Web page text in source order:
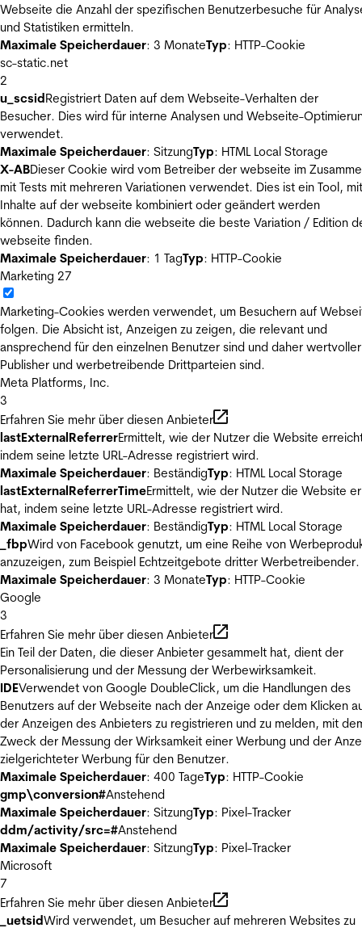
Webseite die Anzahl der spezifischen Benutzerbesuche für
und Statistiken ermitteln.
Maximale Speicherdauer: 3 MonateTyp: HTTP-Cookie
sc-static.net
2
u_scsidRegistriert Daten auf dem Webseite-Verhalten der
Besucher. Dies wird für interne Analysen und Webseite-
verwendet.
Maximale Speicherdauer: SitzungTyp: HTML Local Storage
X-ABDieser Cookie wird vom Betreiber der webseite im
mit Tests mit mehreren Variationen verwendet. Dies ist ein Tool,
Inhalte auf der webseite kombiniert oder geändert werden
können. Dadurch kann die webseite die beste Variation / Edition
webseite finden.
Maximale Speicherdauer: 1 TagTyp: HTTP-Cookie
Marketing 27
Marketing-Cookies werden verwendet, um Besuchern auf
folgen. Die Absicht ist, Anzeigen zu zeigen, die relevant und
ansprechend für den einzelnen Benutzer sind und daher
Publisher und werbetreibende Drittparteien sind.
Meta Platforms, Inc.
3
Erfahren Sie mehr über diesen Anbieter
lastExternalReferrerErmittelt, wie der Nutzer die Website
indem seine letzte URL-Adresse registriert wird.
Maximale Speicherdauer: BeständigTyp: HTML Local Storage
lastExternalReferrerTimeErmittelt, wie der Nutzer die Website
hat, indem seine letzte URL-Adresse registriert wird.
Maximale Speicherdauer: BeständigTyp: HTML Local Storage
_fbpWird von Facebook genutzt, um eine Reihe von
anzuzeigen, zum Beispiel Echtzeitgebote dritter Werbetreibender.
Maximale Speicherdauer: 3 MonateTyp: HTTP-Cookie
Google
3
Erfahren Sie mehr über diesen Anbieter
Ein Teil der Daten, die dieser Anbieter gesammelt hat, dient der
Personalisierung und der Messung der Werbewirksamkeit.
IDEVerwendet von Google DoubleClick, um die Handlungen des
Benutzers auf der Webseite nach der Anzeige oder dem Klicken
der Anzeigen des Anbieters zu registrieren und zu melden, mit
Zweck der Messung der Wirksamkeit einer Werbung und der
zielgerichteter Werbung für den Benutzer.
Maximale Speicherdauer: 400 TageTyp: HTTP-Cookie
gmp\conversion#Anstehend
Maximale Speicherdauer: SitzungTyp: Pixel-Tracker
ddm/activity/src=#Anstehend
Maximale Speicherdauer: SitzungTyp: Pixel-Tracker
Microsoft
7
Erfahren Sie mehr über diesen Anbieter
_uetsidWird verwendet, um Besucher auf mehreren Websites zu